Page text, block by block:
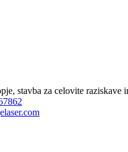
stavba za celovite